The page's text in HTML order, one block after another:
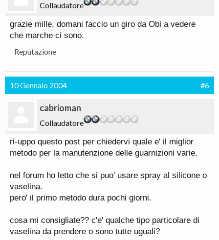
Collaudatore
grazie mille, domani faccio un giro da Obi a vedere
che marche ci sono.
Reputazione
10 Gennaio 2004 #6
cabrioman
Collaudatore
ri-uppo questo post per chiedervi quale e' il miglior
metodo per la manutenzione delle guarnizioni varie.
nel forum ho letto che si puo' usare spray al silicone o
vaselina.
pero' il primo metodo dura pochi giorni.
cosa mi consigliate?? c'e' qualche tipo particolare di
vaselina da prendere o sono tutte uguali?